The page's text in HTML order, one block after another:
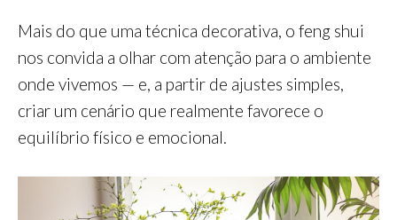
Mais do que uma técnica decorativa, o feng shui
nos convida a olhar com atenção para o ambiente
onde vivemos — e, a partir de ajustes simples,
criar um cenário que realmente favorece o
equilíbrio físico e emocional.